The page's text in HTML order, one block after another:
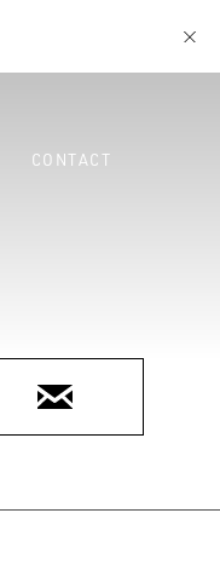
CONTACT